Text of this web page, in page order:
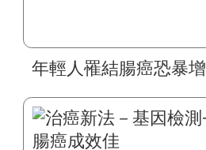
年輕人罹結腸癌恐暴增